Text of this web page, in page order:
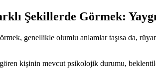
Şekillerde Görmek:
genellikle olumlu anlamlar taşısa da,
kişinin mevcut psikolojik durumu,